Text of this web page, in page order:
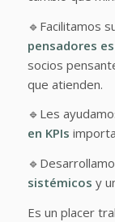
🔹Facilitamos
pensadores
socios
que atienden.
🔹Les
en KPIs
sistémicos y
Es un placer